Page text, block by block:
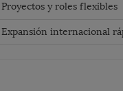
Proyectos y roles flexibles
Expansión internacional